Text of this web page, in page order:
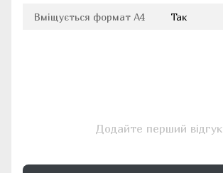
Вміщується формат А4 Так
Додайте перший відгук